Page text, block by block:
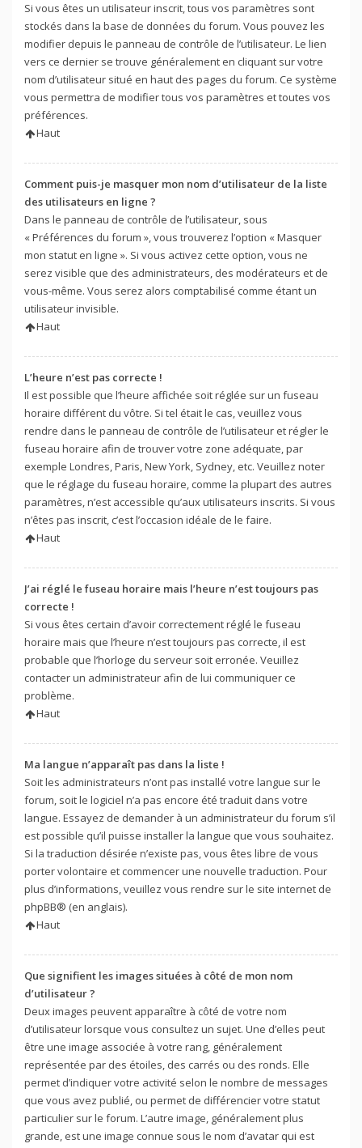
Si vous êtes un utilisateur inscrit, tous vos paramètres sont
stockés dans la base de données du forum. Vous pouvez les
modifier depuis le panneau de contrôle de l’utilisateur. Le lien
vers ce dernier se trouve généralement en cliquant sur votre
nom d’utilisateur situé en haut des pages du forum. Ce système
vous permettra de modifier tous vos paramètres et toutes vos
préférences.
Haut
Comment puis-je masquer mon nom d’utilisateur de la liste
des utilisateurs en ligne ?
Dans le panneau de contrôle de l’utilisateur, sous
« Préférences du forum », vous trouverez l’option « Masquer
mon statut en ligne ». Si vous activez cette option, vous ne
serez visible que des administrateurs, des modérateurs et de
vous-même. Vous serez alors comptabilisé comme étant un
utilisateur invisible.
Haut
L’heure n’est pas correcte !
Il est possible que l’heure affichée soit réglée sur un fuseau
horaire différent du vôtre. Si tel était le cas, veuillez vous
rendre dans le panneau de contrôle de l’utilisateur et régler le
fuseau horaire afin de trouver votre zone adéquate, par
exemple Londres, Paris, New York, Sydney, etc. Veuillez noter
que le réglage du fuseau horaire, comme la plupart des autres
paramètres, n’est accessible qu’aux utilisateurs inscrits. Si vous
n’êtes pas inscrit, c’est l’occasion idéale de le faire.
Haut
J’ai réglé le fuseau horaire mais l’heure n’est toujours pas
correcte !
Si vous êtes certain d’avoir correctement réglé le fuseau
horaire mais que l’heure n’est toujours pas correcte, il est
probable que l’horloge du serveur soit erronée. Veuillez
contacter un administrateur afin de lui communiquer ce
problème.
Haut
Ma langue n’apparaît pas dans la liste !
Soit les administrateurs n’ont pas installé votre langue sur le
forum, soit le logiciel n’a pas encore été traduit dans votre
langue. Essayez de demander à un administrateur du forum s’il
est possible qu’il puisse installer la langue que vous souhaitez.
Si la traduction désirée n’existe pas, vous êtes libre de vous
porter volontaire et commencer une nouvelle traduction. Pour
plus d’informations, veuillez vous rendre surle site internet de
phpBB® (en anglais).
Haut
Que signifient les images situées à côté de mon nom
d’utilisateur ?
Deux images peuvent apparaître à côté de votre nom
d’utilisateur lorsque vous consultez un sujet. Une d’elles peut
être une image associée à votre rang, généralement
représentée par des étoiles, des carrés ou des ronds. Elle
permet d’indiquer votre activité selon le nombre de messages
que vous avez publié, ou permet de différencier votre statut
particulier sur le forum. L’autre image, généralement plus
grande, est une image connue sous le nom d’avatar qui est